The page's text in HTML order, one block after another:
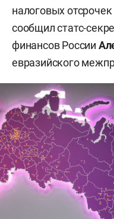
налоговых
сообщил статс-
финансов России
евразийского